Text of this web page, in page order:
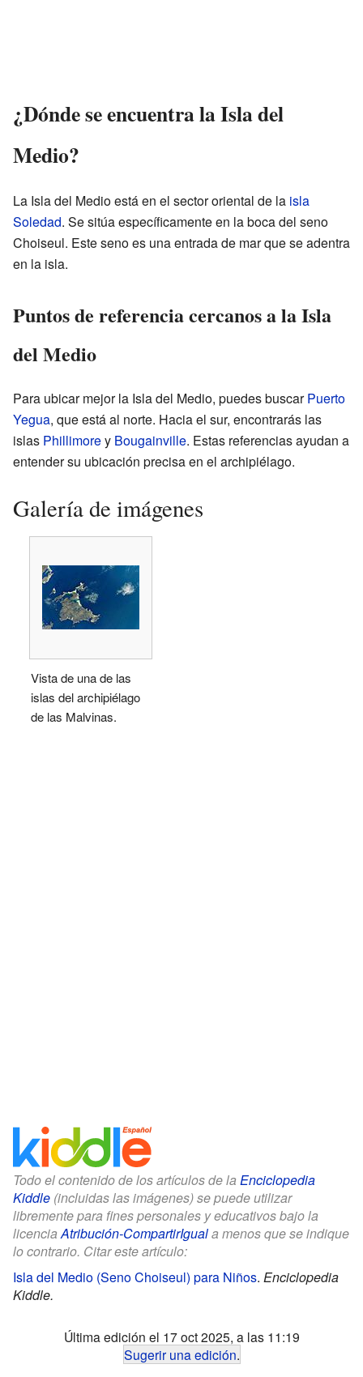
¿Dónde se encuentra la Isla del
Medio?
La Isla del Medio está en el sector oriental de la isla
Soledad. Se sitúa específicamente en la boca del seno
Choiseul. Este seno es una entrada de mar que se adentra
en la isla.
Puntos de referencia cercanos a la Isla
del Medio
Para ubicar mejor la Isla del Medio, puedes buscarPuerto
Yegua, que está al norte. Hacia el sur, encontrarás las
islas Phillimorey Bougainville. Estas referencias ayudan a
entender su ubicación precisa en el archipiélago.
Galería de imágenes
Vista de una de las
islas del archipiélago
de las Malvinas.
Todo el contenido de los artículos de la Enciclopedia
Kiddle (incluidas las imágenes) se puede utilizar
libremente para fines personales y educativos bajo la
licenciaAtribución-CompartirIguala menos que se indique
lo contrario. Citar este artículo:
Isla del Medio (Seno Choiseul) para Niños. Enciclopedia
Kiddle.
Última edición el 17 oct 2025, a las 11:19
Sugerir una edición.